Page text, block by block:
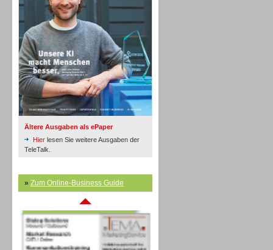
Ältere Ausgaben als ePaper
Hier lesen Sie weitere Ausgaben der
TeleTalk.
» Zum Online-Business Guide
Inbound
Inbound